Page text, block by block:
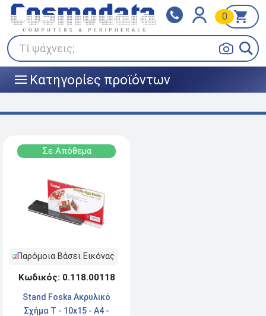
Τί ψάχνεις;
0
||| Κατηγορίες προϊόντων
Klarna
Πληρώστε σε 3
άτοκες δόσεις
BOX NOW
Σε Απόθεμα
Παρόμοια Βάσει Εικόνας
Κωδικός: 0.118.00118
Stand Foska Ακρυλικό
Σχήμα Τ - 10x15 - Α4 -